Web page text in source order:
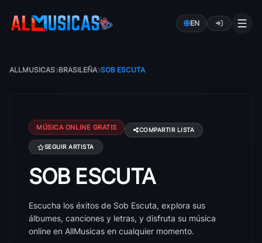
EN
ALLMUSICAS BRASILEÑA SOB ESCUTA
MÚSICA ONLINE GRATIS COMPARTIR LISTA
SEGUIR ARTISTA
Canciones de Sob Escuta: éxitos, álbumes y letras
SOB ESCUTA
Escucha los éxitos de Sob Escuta, explora sus
álbumes, canciones y letras, y disfruta su música
online en AllMusicas en cualquier momento.